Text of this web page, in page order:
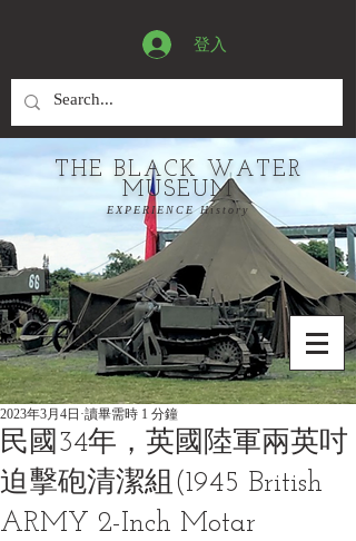
登入
THE BLACK WATER
MUSEUM
EXPERIENCE History
民國34年，英國陸軍兩英吋
迫擊砲清潔組(1945 British
ARMY 2-Inch Motar
2023年3月4日 讀畢需時 1 分鐘